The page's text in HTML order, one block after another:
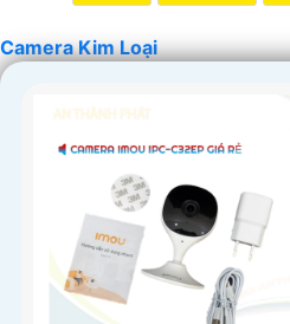
Camera Kim Loại